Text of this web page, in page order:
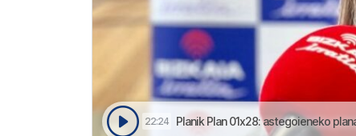
22:24 Planik Plan 01x28: astegoieneko